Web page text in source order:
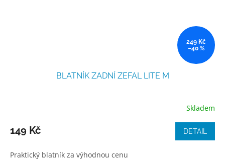
249 Kč
–40 %
BLATNÍK ZADNÍ ZEFAL LITE M
Skladem
149 Kč DETAIL
Praktický blatník za výhodnou cenu